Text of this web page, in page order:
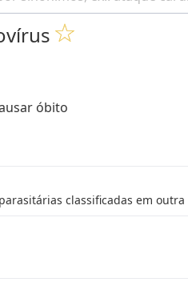
óbito
classificadas em